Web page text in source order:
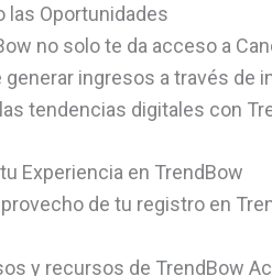
las Oportunidades
no solo te da acceso a
generar ingresos a través de
tendencias digitales con
Experiencia en TrendBow
de tu registro en
y recursos de TrendBow